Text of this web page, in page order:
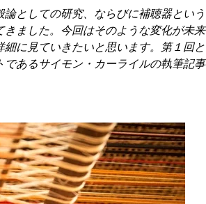
としての研究、ならびに補聴器という
ました。今回はそのような変化が未来
細に見ていきたいと思います。第１回と
あるサイモン・カーライルの執筆記事